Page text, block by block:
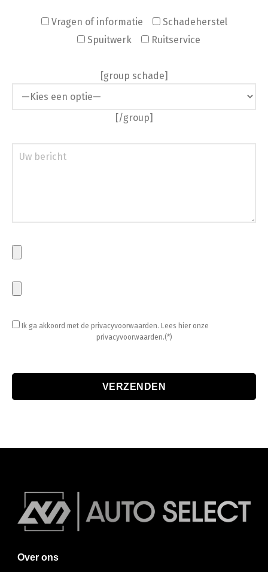
Vragen of informatie
Schadeherstel
Spuitwerk
Ruitservice
[group schade]
[/group]
Ik ga akkoord met de privacyvoorwaarden. Lees hier onze
privacyvoorwaarden.(*)
Over ons